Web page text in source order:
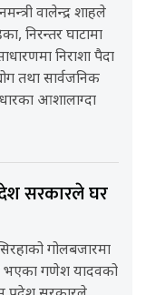
वालेन्द्र शाहले
निरन्तर घाटामा
निराशा पैदा
तथा सार्वजनिक
आशालाग्दा
सरकारले घर
गोलबजारमा
भएका गणेश यादवको